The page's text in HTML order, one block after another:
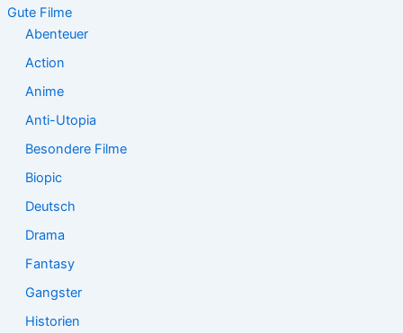
n
Gute Filme
Abenteuer
Action
Anime
Anti-Utopia
Besondere Filme
Biopic
Deutsch
Drama
Fantasy
Gangster
Historien